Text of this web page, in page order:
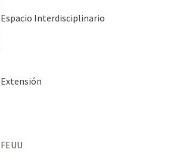
Espacio Interdisciplinario
Extensión
FEUU